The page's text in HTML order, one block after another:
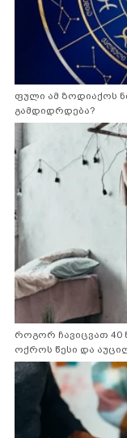
ფული ამ ზოდიაქოს
გამდიდრდება?
როგორ ჩავიცვათ 40
ოქროს წესი და